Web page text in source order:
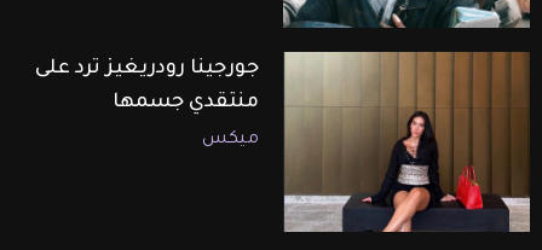
جورجينا رودريغيز ترد على
منتقدي جسمها
ميكس